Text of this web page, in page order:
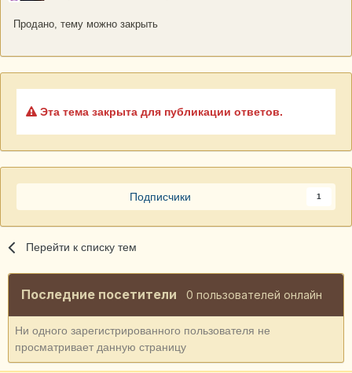
Продано, тему можно закрыть
Эта тема закрыта для публикации ответов.
Подписчики 1
Перейти к списку тем
Последние посетители 0 пользователей онлайн
Ни одного зарегистрированного пользователя не
просматривает данную страницу